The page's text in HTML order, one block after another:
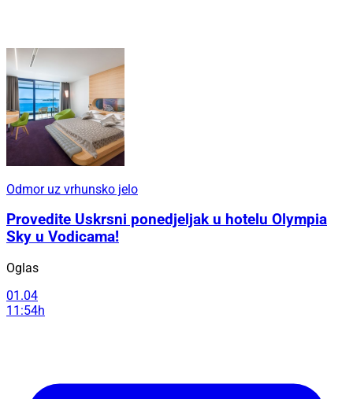
Odmor uz vrhunsko jelo
Provedite Uskrsni ponedjeljak u hotelu Olympia
Sky u Vodicama!
Oglas
01.04
11:54h